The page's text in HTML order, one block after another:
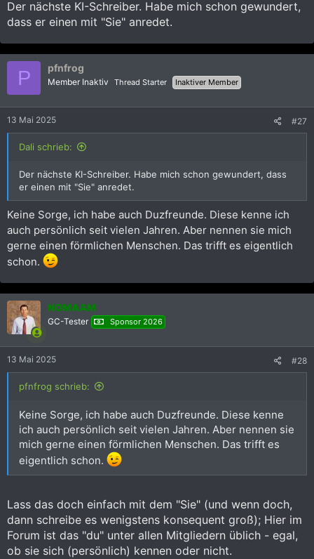
Der nächste KI-Schreiber. Habe mich schon gewundert,
dass er einen mit "Sie" anredet.
P pfnfrog
Member Inaktiv Thread Starter Inaktiver Member
13 Mai 2025 #27
Dali schrieb:
Der nächste KI-Schreiber. Habe mich schon gewundert, dass
er einen mit "Sie" anredet.
Keine Sorge, ich habe auch Duzfreunde. Diese kenne ich
auch persönlich seit vielen Jahren. Aber nennen sie mich
gerne einen förmlichen Menschen. Das trifft es eigentlich
schon.
NOMAAM
GC-Tester Sponsor 2026
13 Mai 2025 #28
pfnfrog schrieb:
Keine Sorge, ich habe auch Duzfreunde. Diese kenne
ich auch persönlich seit vielen Jahren. Aber nennen sie
mich gerne einen förmlichen Menschen. Das trifft es
eigentlich schon.
Lass das doch einfach mit dem "Sie" (und wenn doch,
dann schreibe es wenigstens konsequent groß); Hier im
Forum ist das "du" unter allen Mitgliedern üblich - egal,
ob sie sich (persönlich) kennen oder nicht.